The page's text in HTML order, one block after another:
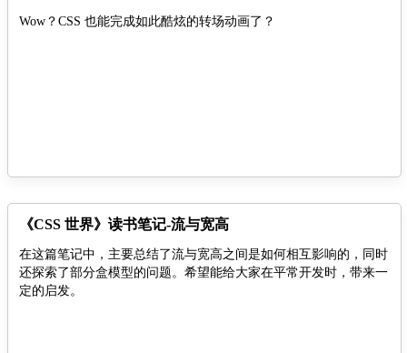
Wow？CSS 也能完成如此酷炫的转场动画了？
《CSS 世界》读书笔记-流与宽高
在这篇笔记中，主要总结了流与宽高之间是如何相互影响的，同时
还探索了部分盒模型的问题。希望能给大家在平常开发时，带来一
定的启发。